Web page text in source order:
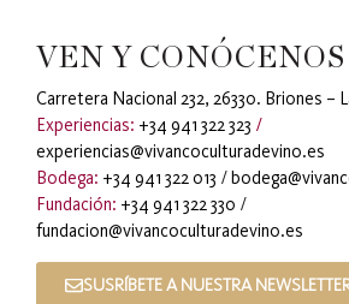
VEN Y CONÓCENOS
Carretera Nacional 232, 26330. Briones –
Experiencias: +34 941 322 323 /
experiencias@vivancoculturadevino.es
Bodega: +34 941 322 013 /
Fundación: +34 941 322 330 /
fundacion@vivancoculturadevino.es
SUSRÍBETE A NUESTRA